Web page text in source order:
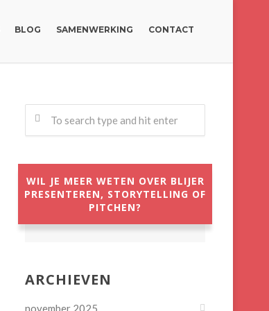
BLOG SAMENWERKING CONTACT
WIL JE MEER WETEN OVER BLIJER
PRESENTEREN, STORYTELLING OF
PITCHEN?
ARCHIEVEN
november 2025